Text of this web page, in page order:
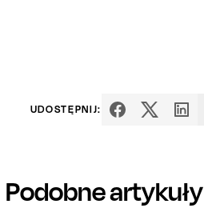
UDOSTĘPNIJ:
Podobne artykuły